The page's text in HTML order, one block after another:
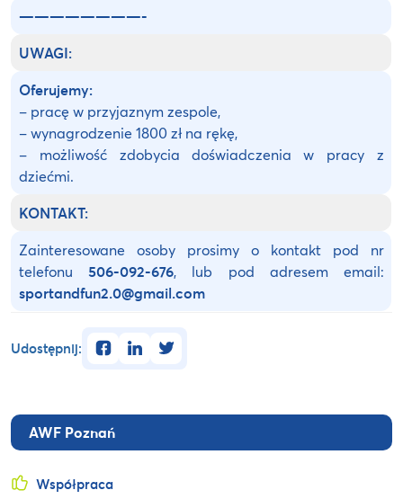
AWF Poznań
Współpraca
————————-
UWAGI:
Oferujemy:
– pracę w przyjaznym zespole,
– wynagrodzenie 1800 zł na rękę,
– możliwość zdobycia doświadczenia w pracy z
dziećmi.
KONTAKT:
Zainteresowane osoby prosimy o kontakt pod nr
telefonu 506-092-676, lub pod adresem email:
sportandfun2.0@gmail.com
Udostępnij: facebooklinkedintwitter